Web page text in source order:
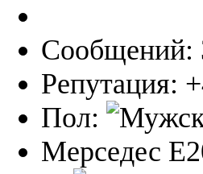
Сообщений:
Репутация:
Пол:
Мерседес